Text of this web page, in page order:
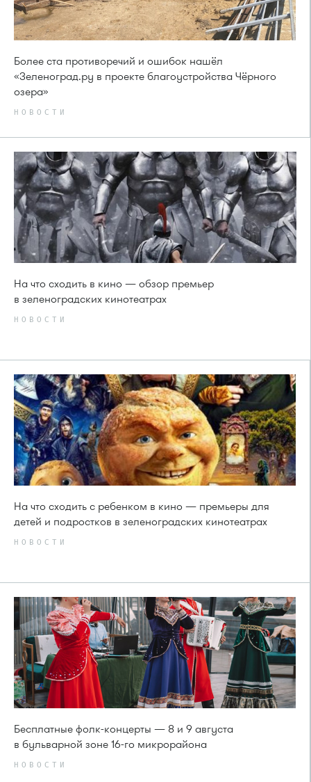
Более ста противоречий и ошибок нашёл
«Зеленоград.ру в проекте благоустройства Чёрного
озера»
НОВОСТИ
На что сходить в кино — обзор премьер
в зеленоградских кинотеатрах
НОВОСТИ
На что сходить с ребенком в кино — премьеры для
детей и подростков в зеленоградских кинотеатрах
НОВОСТИ
Бесплатные фолк-концерты — 8 и 9 августа
в бульварной зоне 16-го микрорайона
НОВОСТИ